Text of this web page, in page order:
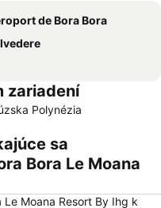
de Bora Bora
zariadení
Polynézia
sa
Bora Le Moana
Moana Resort By Ihg k